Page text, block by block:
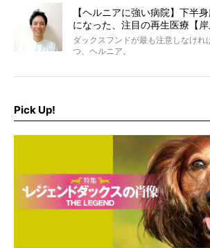
【ヘルニアに強い病院】下半
になった、注目の再生医療【岸
ダックスフンドが最も注意しなけれ
つ、ヘルニア。
特集『ヘルニアに、負けない』で
を点滴投与する治療により、歩けな
Pick Up!